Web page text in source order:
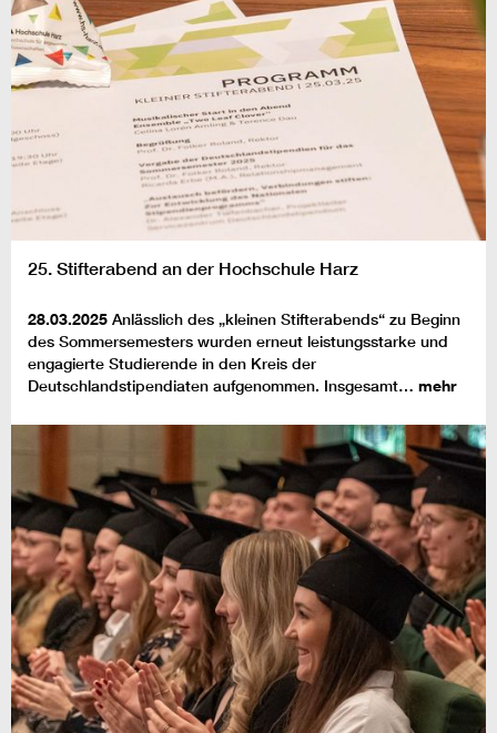
25. Stifterabend an der Hochschule Harz
28.03.2025 Anlässlich des „kleinen Stifterabends“ zu Beginn
des Sommersemesters wurden erneut leistungsstarke und
engagierte Studierende in den Kreis der
Deutschlandstipendiaten aufgenommen. Insgesamt… mehr